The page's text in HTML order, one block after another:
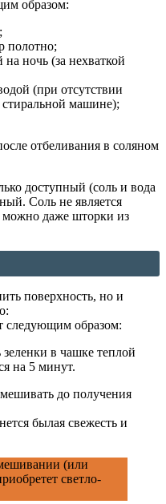
образом:
полотно;
на ночь (за нехваткой
(при отсутствии
машине);
отбеливания в соляном
доступный (соль и вода
Соль не является
можно даже шторки из
поверхность, но и
следующим образом:
зеленки в чашке теплой
на 5 минут.
до получения
былая свежесть и
(или
светло-